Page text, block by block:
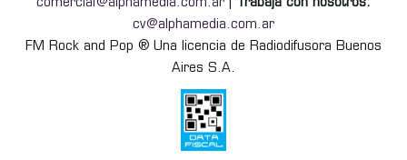
comercial@alphamedia.com.ar
Trabajá con nosotros:
cv@alphamedia.com.ar
FM Rock and Pop ® Una licencia de Radiodifusora Buenos
Aires S.A.